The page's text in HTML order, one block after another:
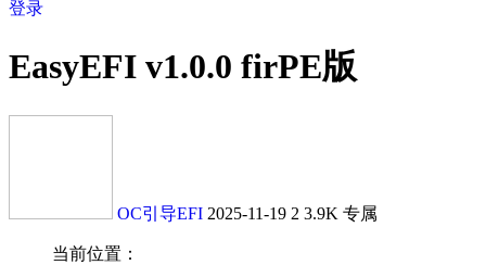
登录
EasyEFI v1.0.0 firPE版
OC引导EFI 2025-11-19 2 3.9K 专属
当前位置：